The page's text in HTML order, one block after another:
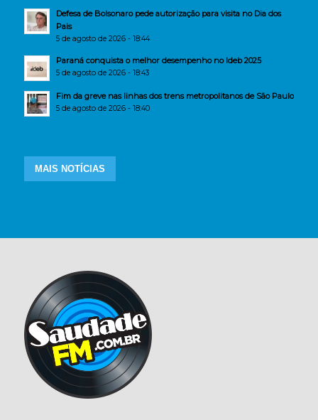
Defesa de Bolsonaro pede autorização para visita no Dia dos
Pais
5 de agosto de 2026 - 18:44
Paraná conquista o melhor desempenho no Ideb 2025
5 de agosto de 2026 - 18:43
Fim da greve nas linhas dos trens metropolitanos de São Paulo
5 de agosto de 2026 - 18:40
MAIS NOTÍCIAS